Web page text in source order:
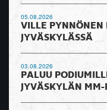
05.08.2026
VILLE PYNNÖNEN
JYVÄSKYLÄSSÄ
03.08.2026
PALUU
JYVÄSKYLÄN